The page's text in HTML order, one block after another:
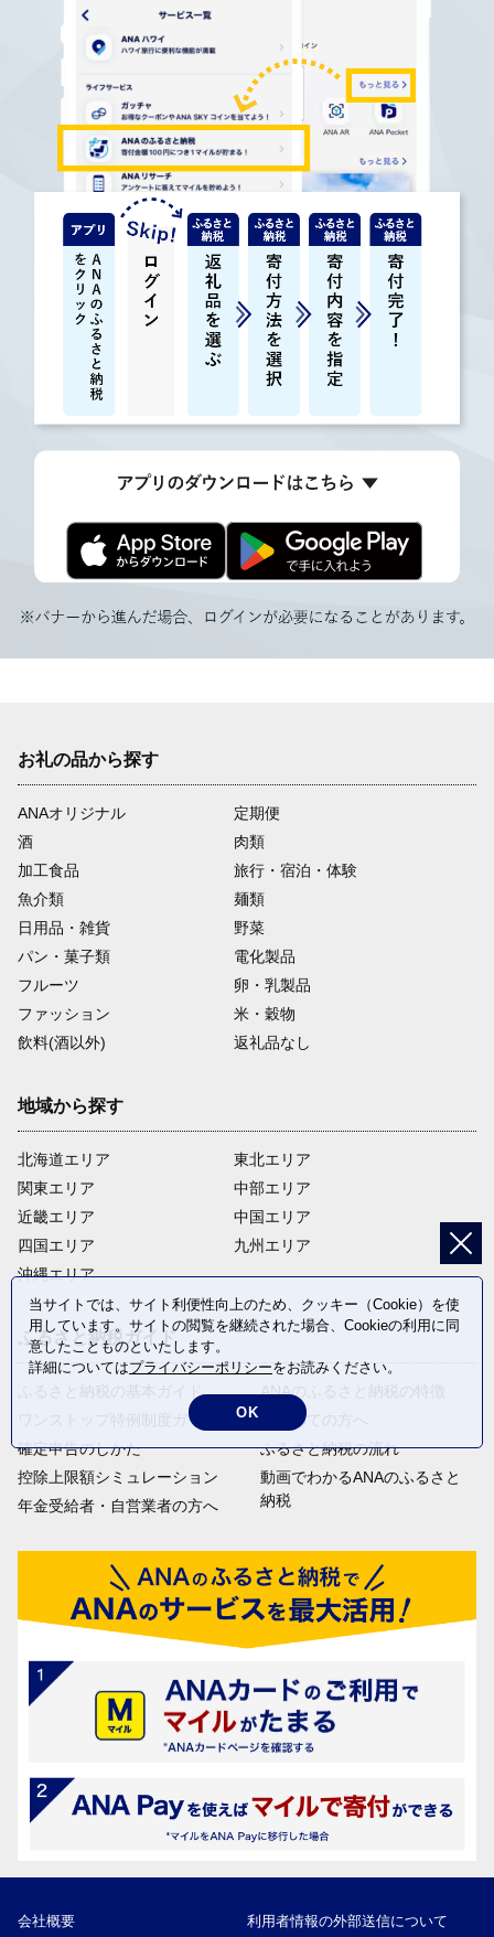
お礼の品から探す
ANAオリジナル
定期便
酒
肉類
加工食品
旅行・宿泊・体験
魚介類
麺類
日用品・雑貨
野菜
パン・菓子類
電化製品
フルーツ
卵・乳製品
ファッション
米・穀物
飲料(酒以外)
返礼品なし
地域から探す
北海道エリア
関東エリア
近畿エリア
四国エリア
沖縄エリア
東北エリア
中部エリア
中国エリア
九州エリア
ふるさと納税ガイド
ふるさと納税の基本ガイド
ワンストップ特例制度ガイド
確定申告のしかた
控除上限額シミュレーション
年金受給者・自営業者の方へ
ANAのふるさと納税の特徴
はじめての方へ
ふるさと納税の流れ
動画でわかるANAのふるさと
納税
会社概要 利用者情報の外部送信について
当サイトでは、サイト利便性向上のため、クッキー（Cookie）を使
用しています。サイトの閲覧を継続された場合、Cookieの利用に同
意したことものといたします。
詳細についてはプライバシーポリシーをお読みください。
OK